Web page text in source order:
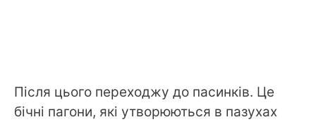
Після цього переходжу до пасинків. Це
бічні пагони, які утворюються в пазухах